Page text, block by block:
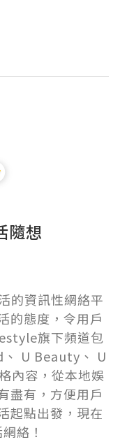
隨想
的資訊性網絡平
的態度，令用戶
旗下頻道包
U Beauty、 U
內容，從本地娛
盡有，方便用戶
起點出發，現在
絡！